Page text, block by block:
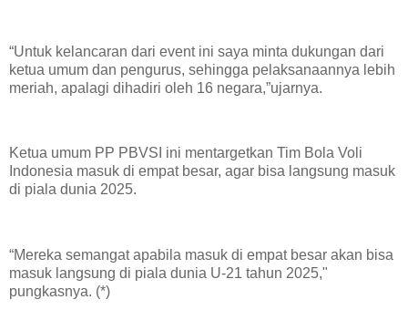
“Untuk kelancaran dari event ini saya minta dukungan dari
ketua umum dan pengurus, sehingga pelaksanaannya lebih
meriah, apalagi dihadiri oleh 16 negara,”ujarnya.
Ketua umum PP PBVSI ini mentargetkan Tim Bola Voli
Indonesia masuk di empat besar, agar bisa langsung masuk
di piala dunia 2025.
“Mereka semangat apabila masuk di empat besar akan bisa
masuk langsung di piala dunia U-21 tahun 2025,"
pungkasnya. (*)